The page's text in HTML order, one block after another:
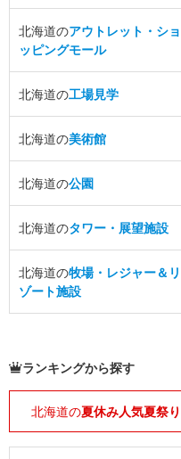
北海道のアウトレット・ショ
ッピングモール
北海道の工場見学
北海道の美術館
北海道の公園
北海道のタワー・展望施設
北海道の牧場・レジャー＆リ
ゾート施設
ランキングから探す
北海道の夏休み人気夏祭り